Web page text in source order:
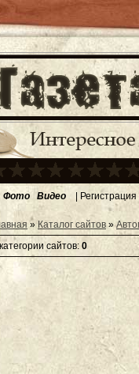
Фото Видео | Регистрация
» Каталог сайтов »
сайтов: 0